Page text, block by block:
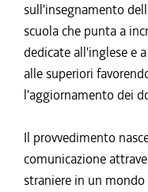
sull'insegnamento
scuola che punta a
dedicate all'inglese e
alle superiori
l'aggiornamento dei
Il provvedimento
comunicazione
straniere in un